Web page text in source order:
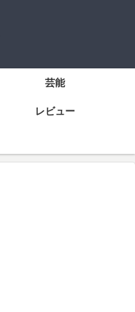
芸能
レビュー